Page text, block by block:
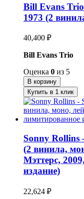
Bill Evans
1973 (2
40,400 ₽
Bill Evans Trio
Оценка 0 из 5
В корзину
Купить в 1 клик
Sonny Rollins
(2 винила,
Мэттерс,
издание)
22,624 ₽